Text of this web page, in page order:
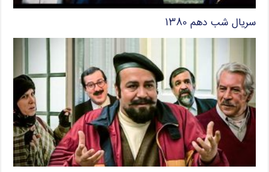
سریال شب دهم ۱۳۸۰